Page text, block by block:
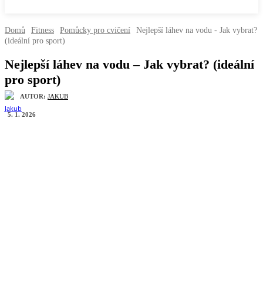
Domů Fitness Pomůcky pro cvičení
Nejlepší láhev na vodu - Jak vybrat?
(ideální pro sport)
Nejlepší láhev na vodu – Jak vybrat? (ideální
pro sport)
AUTOR: JAKUB
5. 1. 2026